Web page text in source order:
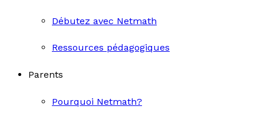
Débutez avec Netmath
Ressources pédagogiques
Parents
Pourquoi Netmath?